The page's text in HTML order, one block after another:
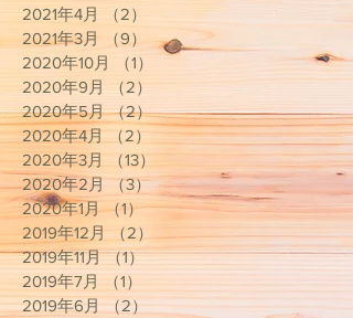
2021年4月
（2）
2021年3月
（9）
9件の記事
2020年10月
（1）
2020年9月
（2）
2020年5月 （2）2件の記事
2020年4月
（2） 2件の記事
2020年3月
（13）
2020年2月 （3）3件の記事
2020年1月 （1）1件の記事
2019年12月
（2）
2件の記事
2019年11月 （1）1件の記事
2019年7月
（1）
2019年6月
（2）
2件の記事